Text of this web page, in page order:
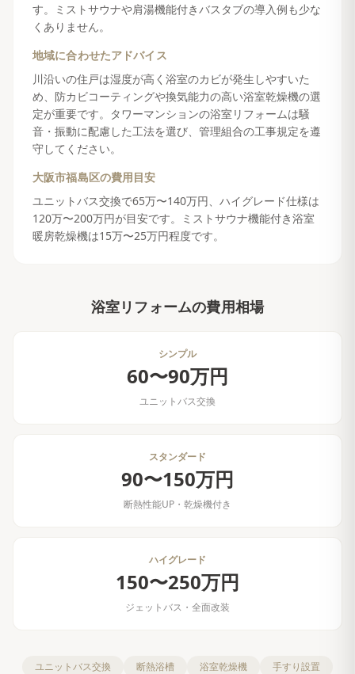
す。ミストサウナや肩湯機能付きバスタブの導入例も少な
くありません。
地域に合わせたアドバイス
川沿いの住戸は湿度が高く浴室のカビが発生しやすいた
め、防カビコーティングや換気能力の高い浴室乾燥機の選
定が重要です。タワーマンションの浴室リフォームは騒
音・振動に配慮した工法を選び、管理組合の工事規定を遵
守してください。
大阪市福島区の費用目安
ユニットバス交換で65万〜140万円、ハイグレード仕様は
120万〜200万円が目安です。ミストサウナ機能付き浴室
暖房乾燥機は15万〜25万円程度です。
浴室リフォームの費用相場
シンプル
60〜90万円
ユニットバス交換
スタンダード
90〜150万円
断熱性能UP・乾燥機付き
ハイグレード
150〜250万円
ジェットバス・全面改装
ユニットバス交換 断熱浴槽 浴室乾燥機
手すり設置